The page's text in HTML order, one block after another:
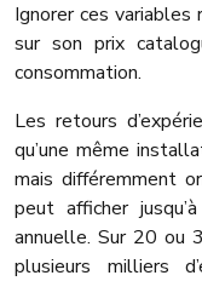
Ignorer ces
sur son prix
consommation.
Les retours
qu’une même
mais différemment
peut afficher
annuelle. Sur 20 ou
plusieurs milliers